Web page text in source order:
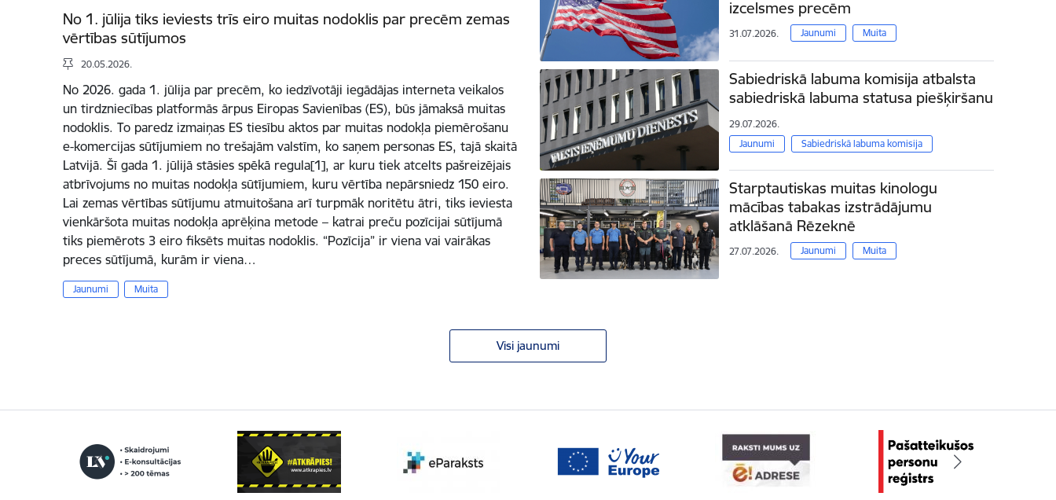
No 1. jūlija tiks ieviests trīs eiro muitas nodoklis par precēm zemas
vērtības sūtījumos
20.05.2026.
No 2026. gada 1. jūlija par precēm, ko iedzīvotāji iegādājas interneta veikalos
un tirdzniecības platformās ārpus Eiropas Savienības (ES), būs jāmaksā muitas
nodoklis. To paredz izmaiņas ES tiesību aktos par muitas nodokļa piemērošanu
e-komercijas sūtījumiem no trešajām valstīm, ko saņem personas ES, tajā skaitā
Latvijā. Šī gada 1. jūlijā stāsies spēkā regula[1], ar kuru tiek atcelts pašreizējais
atbrīvojums no muitas nodokļa sūtījumiem, kuru vērtība nepārsniedz 150 eiro.
Lai zemas vērtības sūtījumu atmuitošana arī turpmāk noritētu ātri, tiks ieviesta
vienkāršota muitas nodokļa aprēķina metode – katrai preču pozīcijai sūtījumā
tiks piemērots 3 eiro fiksēts muitas nodoklis. “Pozīcija” ir viena vai vairākas
preces sūtījumā, kurām ir viena…
Jaunumi Muita
izcelsmes precēm
31.07.2026. Jaunumi Muita
Sabiedriskā labuma komisija atbalsta
sabiedriskā labuma statusa piešķiršanu
29.07.2026.
Jaunumi
Sabiedriskā labuma komisija
Starptautiskas muitas kinologu
mācības tabakas izstrādājumu
atklāšanā Rēzeknē
27.07.2026. Jaunumi Muita
Visi jaunumi